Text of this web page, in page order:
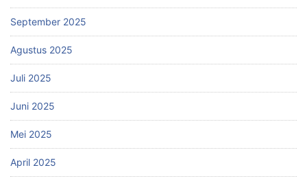
September 2025
Agustus 2025
Juli 2025
Juni 2025
Mei 2025
April 2025